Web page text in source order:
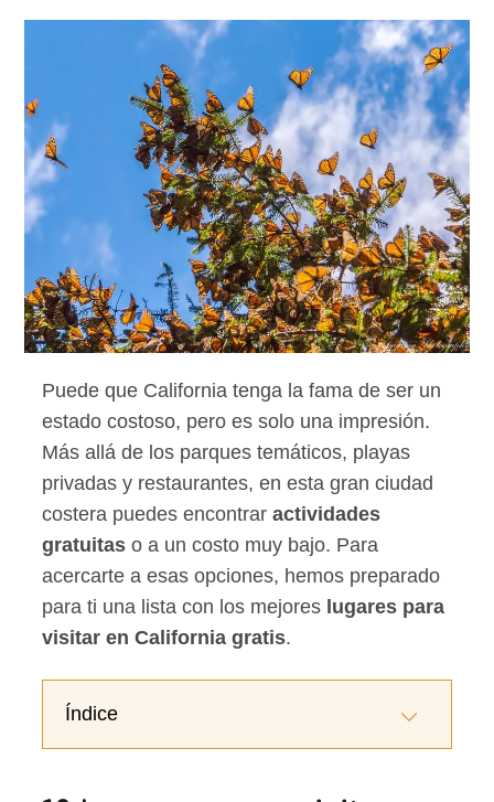
Puede que California tenga la fama de ser un
estado costoso, pero es solo una impresión.
Más allá de los parques temáticos, playas
privadas y restaurantes, en esta gran ciudad
costera puedes encontraractividades
gratuitas o a un costo muy bajo. Para
acercarte a esas opciones, hemos preparado
para ti una lista con los mejores lugares para
visitar en California gratis.
Índice